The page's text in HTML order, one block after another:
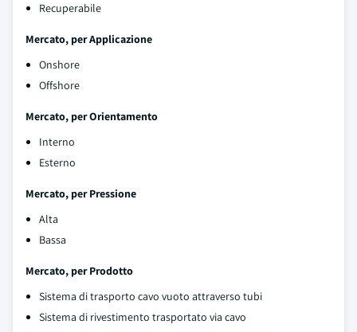
Recuperabile
Mercato, per Applicazione
Onshore
Offshore
Mercato, per Orientamento
Interno
Esterno
Mercato, per Pressione
Alta
Bassa
Mercato, per Prodotto
Sistema di trasporto cavo vuoto attraverso tubi
Sistema di rivestimento trasportato via cavo